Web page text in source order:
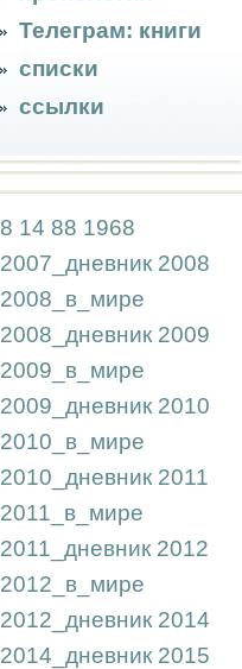
Телеграм: книги
списки
ссылки
8 14 88 1968
2007_дневник 2008
2008_в_мире
2008_дневник 2009
2009_в_мире
2009_дневник 2010
2010_в_мире
2010_дневник 2011
2011_в_мире
2011_дневник 2012
2012_в_мире
2012_дневник 2014
2014_дневник 2015